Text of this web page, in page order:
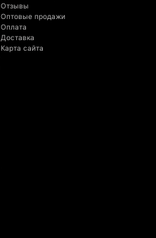
Отзывы
Оптовые продажи
Оплата
Доставка
Карта сайта